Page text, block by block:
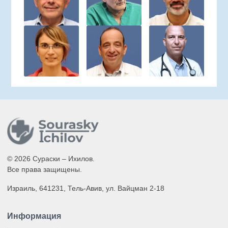
© 2026 Сураски – Ихилов.
Все права защищены.
Израиль, 641231, Тель-Авив, ул. Вайцман 2-18
Информация